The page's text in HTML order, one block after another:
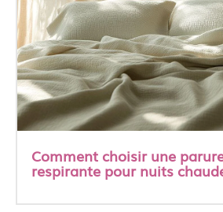
Comment choisir une
respirante pour nuits